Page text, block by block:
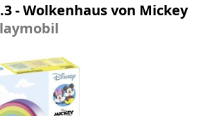
- Wolkenhaus von Mickey